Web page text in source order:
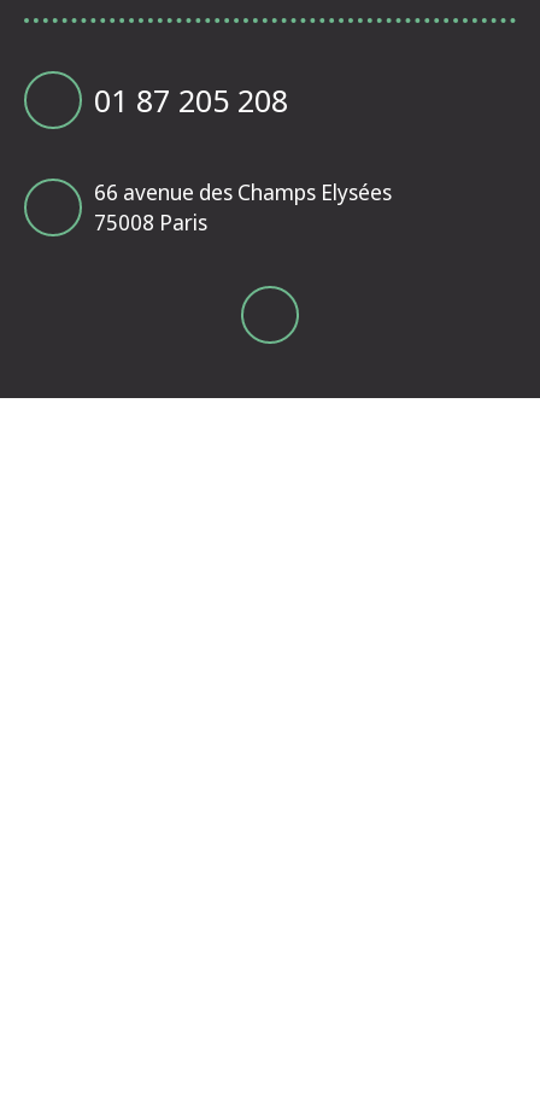
01 87 205 208
66 avenue des Champs Elysées
75008 Paris